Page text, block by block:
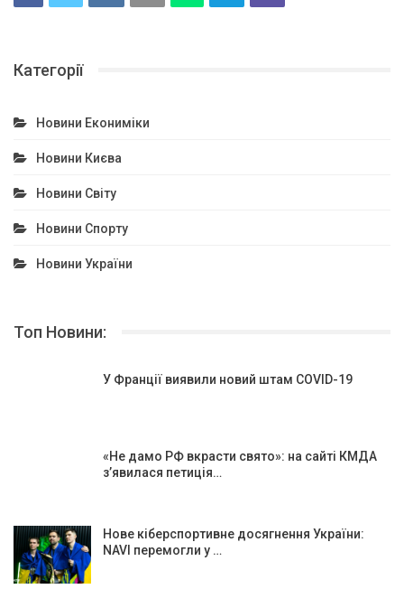
Категорії
Новини Екониміки
Новини Києва
Новини Світу
Новини Спорту
Новини України
Топ Новини:
У Франції виявили новий штам COVID-19
«Не дамо РФ вкрасти свято»: на сайті КМДА
з’явилася петиція…
Нове кіберспортивне досягнення України:
NAVI перемогли у …